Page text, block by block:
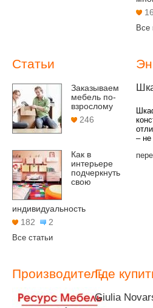
Все
Статьи
Заказываем
мебель по-
взрослому
246
Как в
интерьере
подчеркнуть
свою
индивидуальность
182
2
Все статьи
–
ПроизводительГде
Giulia